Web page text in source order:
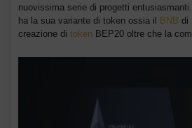
nuovissima serie di progetti
ha la sua variante di token ossia il
BNB di
creazione di token BEP20 oltre che la